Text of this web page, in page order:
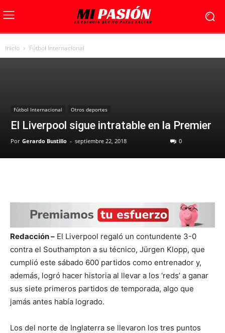
Inicio Fútbol Internacional
Fútbol Internacional Otros deportes
El Liverpool sigue intratable en la Premier
Por Gerardo Bustillo - septiembre 22, 2018 0
Redacción – El Liverpool regaló un contundente 3-0
contra el Southampton a su técnico, Jürgen Klopp, que
cumplió este sábado 600 partidos como entrenador y,
además, logró hacer historia al llevar a los ‘reds’ a ganar
sus siete primeros partidos de temporada, algo que
jamás antes había logrado.
Los del norte de Inglaterra se llevaron los tres puntos